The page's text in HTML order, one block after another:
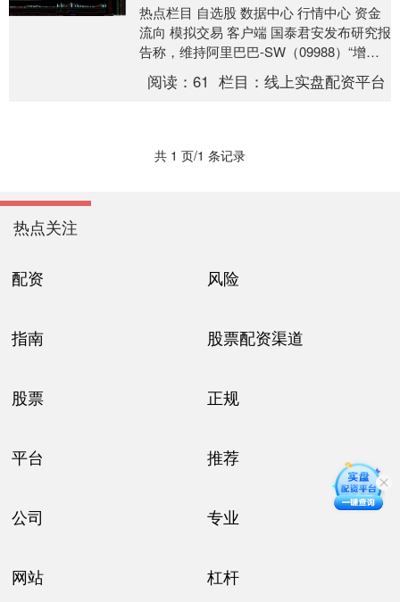
热点栏目 自选股 数据中心 行情中心 资金
流向 模拟交易 客户端 国泰君安发布研究报
告称，维持阿里巴巴-SW（09988）“增持”
评级，小幅调整公司FY2025....
阅读：61 栏目：线上实盘配资平台
共 1 页/1 条记录
热点关注
配资 风险
指南 股票配资渠道
股票 正规
平台 推荐
公司 专业
网站 杠杆